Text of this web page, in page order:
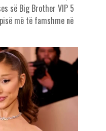
së Big Brother VIP 5
më të famshme në